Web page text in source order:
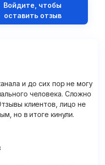
Войдите, чтобы
оставить отзыв
и до сих пор не могу
человека. Сложно
клиентов, лицо не
но в итоге кинули.